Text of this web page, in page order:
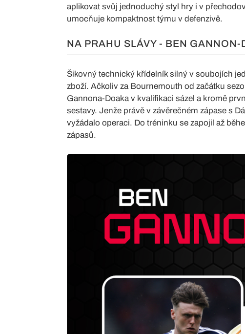
aplikovat svůj jednoduchý styl hry i v
umocňuje kompaktnost týmu v defenzivě.
NA PRAHU SLÁVY - BEN GANNON-
Šikovný technický křídelník silný v soubojích
zboží. Ačkoliv za Bournemouth od začátku
Gannona-Doaka v kvalifikaci sázel a kromě
sestavy. Jenže právě v závěrečném zápase s
vyžádalo operaci. Do tréninku se zapojil až
zápasů.